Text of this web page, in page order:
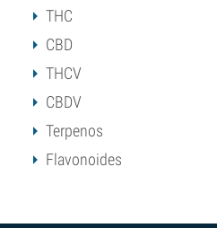
THC
CBD
THCV
CBDV
Terpenos
Flavonoides